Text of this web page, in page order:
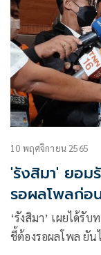
10 พฤศจิกายน 2565
'รังสิมา' ยอม
รอผลโพลก่อ
‘รังสิมา’ เผยได้รั
ชี้ต้องรอผลโพล ยั